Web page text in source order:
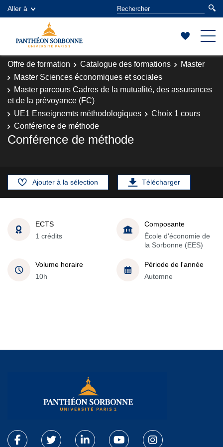
Aller à
Offre de formation Catalogue des formations
Master
Master Sciences économiques et sociales
Master parcours Cadres de la mutualité, des assurances
et de la prévoyance (FC)
UE1 Enseignemts méthodologiques
Choix 1 cours
Conférence de méthode
Conférence de méthode
Ajouter à la sélection Télécharger
ECTS
1 crédits
Composante
École d'économie de
la Sorbonne (EES)
Volume horaire
10h
Période de l'année
Automne